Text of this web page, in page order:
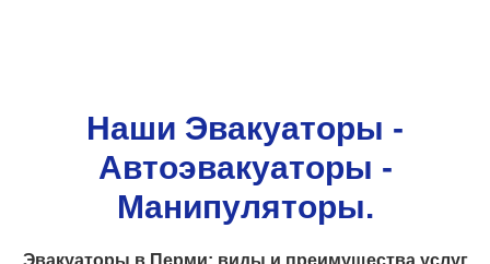
Наши Эвакуаторы -
Автоэвакуаторы -
Манипуляторы.
Эвакуаторы в Перми: виды и преимущества услуг